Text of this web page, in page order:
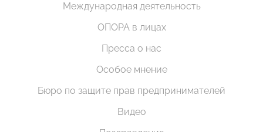
Международная деятельность
ОПОРА в лицах
Пресса о нас
Особое мнение
Бюро по защите прав предпринимателей
Видео